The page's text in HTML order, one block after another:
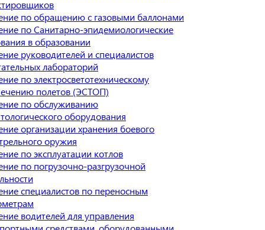
по обращению с газовыми баллонами
по Санитарно-эпидемиологические
в образовании
руководителей и специалистов
лабораторий
по электросветотехническому
полетов (ЭСТОП)
по обслуживанию
оборудования
организации хранения боевого
оружия
по эксплуатации котлов
по погрузочно-разгрузочной
специалистов по переносным
водителей для управления